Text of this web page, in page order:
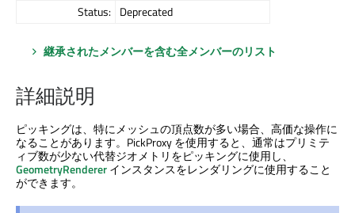
Status: Deprecated
継承されたメンバーを含む全メンバーのリスト
詳細説明
ピッキングは、特にメッシュの頂点数が多い場合、高価な操作に
なることがあります。PickProxy を使用すると、通常はプリミテ
ィブ数が少ない代替ジオメトリをピッキングに使用し、
GeometryRendererインスタンスをレンダリングに使用すること
ができます。